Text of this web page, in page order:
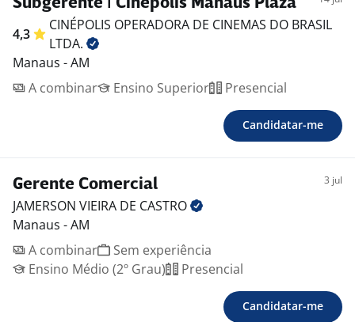
Subgerente | Cinépolis Manaus Plaza
4,3
CINÉPOLIS OPERADORA DE CINEMAS DO BRASIL
LTDA.
Manaus - AM
A combinar
Ensino Superior Presencial
Candidatar-me
Gerente Comercial 3 jul
JAMERSON VIEIRA DE CASTRO
Manaus - AM
A combinar
Sem experiência
Ensino Médio (2º Grau)
Presencial
Candidatar-me